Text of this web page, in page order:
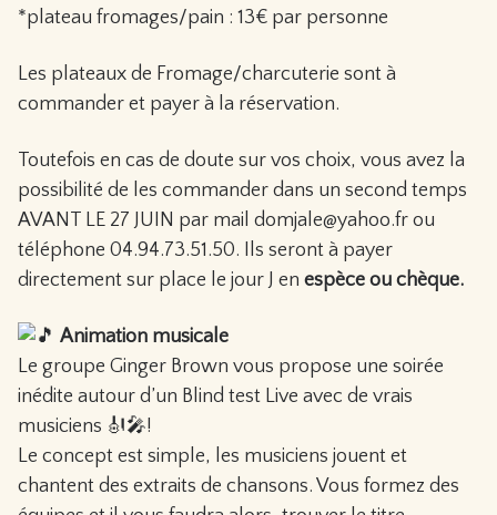
*plateau fromages/pain : 13€ par personne
Les plateaux de Fromage/charcuterie sont à
commander et payer à la réservation.
Toutefois en cas de doute sur vos choix, vous avez la
possibilité de les commander dans un second temps
AVANT LE 27 JUIN par mail domjale@yahoo.fr ou
téléphone 04.94.73.51.50. Ils seront à payer
directement sur place le jour J en espèce ou chèque.
Animation musicale
Le groupe Ginger Brown vous propose une soirée
inédite autour d’un Blind test Live avec de vrais
musiciens 🎻🎤!
Le concept est simple, les musiciens jouent et
chantent des extraits de chansons. Vous formez des